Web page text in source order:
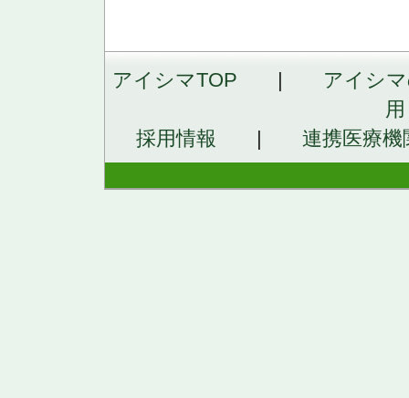
アイシマTOP | アイシ
採用情報 | 連携医療機